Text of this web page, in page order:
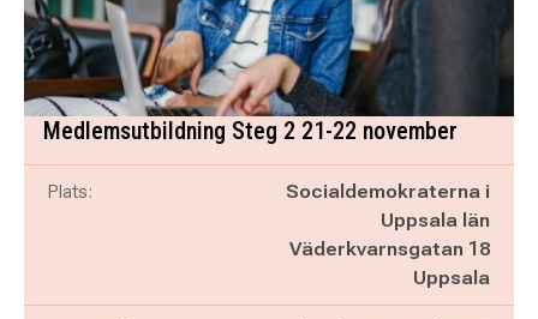
Medlemsutbildning Steg 2 21-22 november
Plats:
Socialdemokraterna i
Uppsala län
Väderkvarnsgatan 18
Uppsala